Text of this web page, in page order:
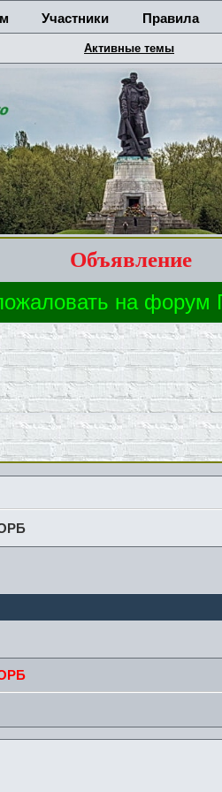
Участники Правила
Активные темы
Объявление